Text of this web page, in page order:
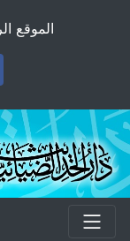
الموقع